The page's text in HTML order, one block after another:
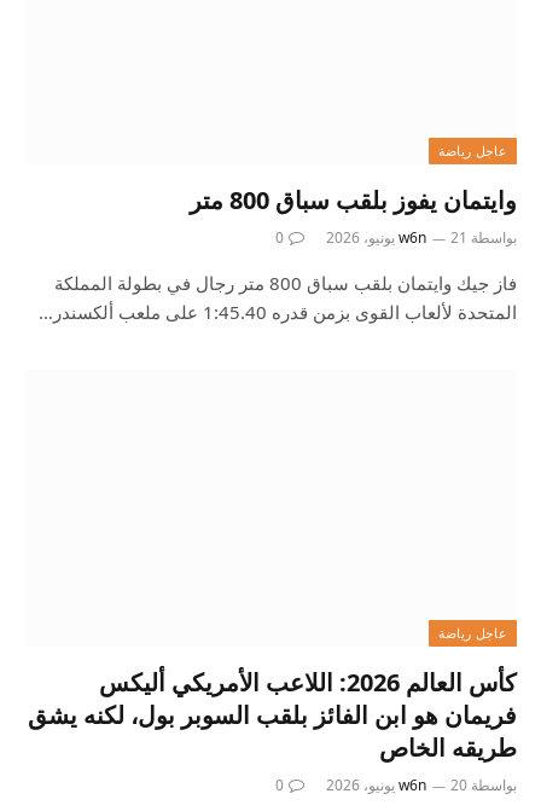
عاجل رياضة
وايتمان يفوز بلقب سباق 800 متر
بواسطة w6n 21 يونيو، 2026 0
فاز جيك وايتمان بلقب سباق 800 متر رجال في بطولة المملكة
المتحدة لألعاب القوى بزمن قدره 1:45.40 على ملعب ألكسندر…
عاجل رياضة
كأس العالم 2026: اللاعب الأمريكي أليكس
فريمان هو ابن الفائز بلقب السوبر بول، لكنه يشق
طريقه الخاص
بواسطة w6n 20 يونيو، 2026 0